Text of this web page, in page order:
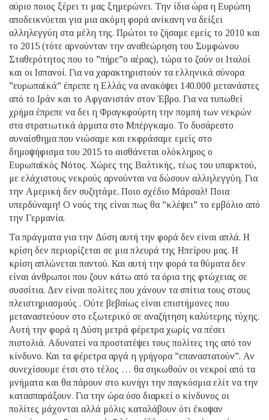
αύριο ποιος ξέρει τι μας ξημερώνει. Την ίδια ώρα η Ευρώπη
αποδεικνύεται για μια ακόμη φορά ανίκανη να δείξει
αλληλεγγύη στα μέλη της. Πρώτοι το ζήσαμε εμείς το 2010 και
το 2015 (τότε αρνούνταν την αναθεώρηση του Συμφώνου
Σταθερότητος που το ”πήρε”ο αέρας), τώρα το ζούν οι Ιταλοί
και οι Ισπανοί. Για να χαρακτηριστούν τα ελληνικά σύνορα
”ευρωπαϊκά” έπρεπε η Ελλάς να ανακόψει 140.000 μετανάστες
από το Ιράν και το Αφγανιστάν στον Έβρο. Για να τυπωθεί
χρήμα έπρεπε να δει η Φραγκφούρτη την πομπή των νεκρών
στα στρατιωτικά άρματα στο Μπέργκαμο. Το δυσάρεστο
συναίσθημα που νιώσαμε και εκφράσαμε εμείς στο
δημοψήφισμα του 2015 το αισθάνεται ολόκληρος ο
Ευρωπαϊκός Νότος. Χώρες της Βαλτικής, τέως του υπαρκτού,
με ελάχιστους νεκρούς αρνούνται να δώσουν αλληλεγγύη. Για
την Αμερική δεν συζητάμε. Ποιο σχέδιο Μάρσαλ! Ποια
υπερδύναμη! Ο νούς της είναι πως θα ”κλέψει” το εμβόλιο από
την Γερμανία.
Τα πράγματα για την Δύση αυτή την φορά δεν είναι απλά. Η
κρίση δεν περιορίζεται σε μια πλευρά της Ηπείρου μας. Η
κρίση απλώνεται παντού. Και αυτή την φορά τα θύματα δεν
είναι άνθρωποι που ζουν κάτω από τα όρια της φτώχειας σε
συσσίτια. Δεν είναι πολίτες που χάνουν τα σπίτια τους στους
πλειστηριασμούς . Ούτε βεβαίως είναι επιστήμονες που
μεταναστεύουν στο εξωτερικό σε αναζήτηση καλύτερης τύχης.
Αυτή την φορά η Δύση μετρά φέρετρα χωρίς να πέσει
πιστολιά. Αδυνατεί να προστατέψει τους πολίτες της από τον
κίνδυνο. Και τα φέρετρα αργά η γρήγορα ”επαναστατούν”. Αν
συνεχίσουμε έτσι στο τέλος … θα σηκωθούν οι νεκροί από τα
μνήματα και θα πάρουν στο κυνήγι την παγκόσμια ελίτ να την
κατασπαράξουν. Για την ώρα όσο διαρκεί ο κίνδυνος οι
πολίτες μάχονται αλλά μόλις καταλάβουν ότι έκοψαν